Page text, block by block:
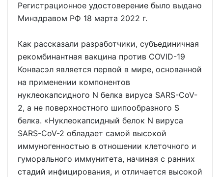
Регистрационное удостоверение было выдано
Минздравом РФ 18 марта 2022 г.
Как рассказали разработчики, субъединичная
рекомбинантная вакцина против COVID-19
Конвасэл является первой в мире, основанной
на применении компонентов
нуклеокапсидного N белка вируса SARS-CoV-
2, а не поверхностного шипообразного S
белка. «Нуклеокапсидный белок N вируса
SARS-CoV-2 обладает самой высокой
иммуногенностью в отношении клеточного и
гуморального иммунитета, начиная с ранних
стадий инфицирования, и отличается высокой